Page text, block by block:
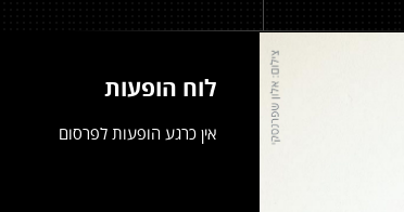
לוח הופעות
אין כרגע הופעות לפרסום